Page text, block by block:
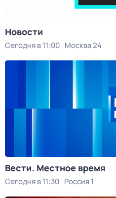
Новости
Сегодня в 11:00 Москва 24
Вести. Местное время
Сегодня в 11:30 Россия 1